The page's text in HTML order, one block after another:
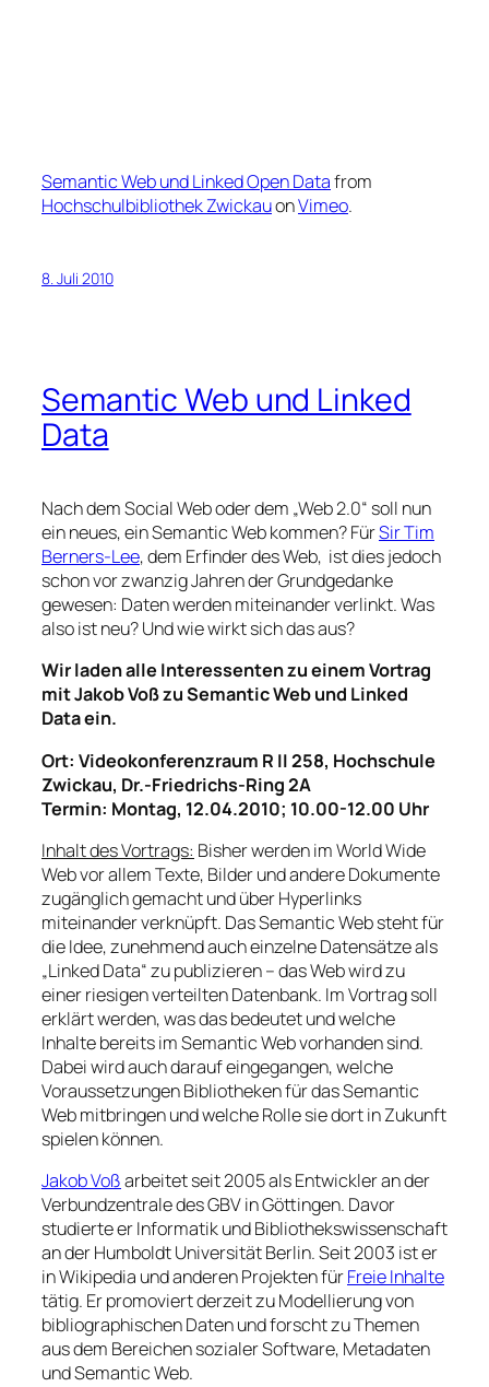
Semantic Web und Linked Open Datafrom
Hochschulbibliothek ZwickauonVimeo.
8. Juli 2010
Semantic Web und Linked
Data
Nach dem Social Web oder dem „Web 2.0“ soll nun
ein neues, ein Semantic Web kommen? FürSir Tim
Berners-Lee, dem Erfinder des Web, ist dies jedoch
schon vor zwanzig Jahren der Grundgedanke
gewesen: Daten werden miteinander verlinkt. Was
also ist neu? Und wie wirkt sich das aus?
Wir laden alle Interessenten zu einem Vortrag
mit Jakob Voß zu Semantic Web und Linked
Data ein.
Ort: Videokonferenzraum R II 258, Hochschule
Zwickau, Dr.-Friedrichs-Ring 2A
Termin: Montag, 12.04.2010; 10.00-12.00 Uhr
Inhalt des Vortrags: Bisher werden im World Wide
Web vor allem Texte, Bilder und andere Dokumente
zugänglich gemacht und über Hyperlinks
miteinander verknüpft. Das Semantic Web steht für
die Idee, zunehmend auch einzelne Datensätze als
„Linked Data“ zu publizieren – das Web wird zu
einer riesigen verteilten Datenbank. Im Vortrag soll
erklärt werden, was das bedeutet und welche
Inhalte bereits im Semantic Web vorhanden sind.
Dabei wird auch darauf eingegangen, welche
Voraussetzungen Bibliotheken für das Semantic
Web mitbringen und welche Rolle sie dort in Zukunft
spielen können.
Jakob Voßarbeitet seit 2005 als Entwickler an der
Verbundzentrale des GBV in Göttingen. Davor
studierte er Informatik und Bibliothekswissenschaft
an der Humboldt Universität Berlin. Seit 2003 ist er
in Wikipedia und anderen Projekten fürFreie Inhalte
tätig. Er promoviert derzeit zu Modellierung von
bibliographischen Daten und forscht zu Themen
aus dem Bereichen sozialer Software, Metadaten
und Semantic Web.